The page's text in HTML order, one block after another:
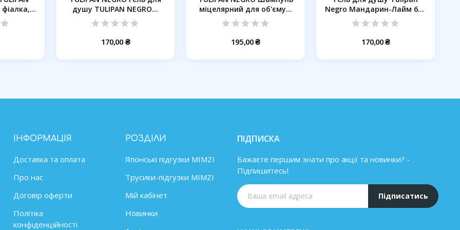
душу TULIPAN NEGRO...
170,00 ₴
міцелярний для об'єму...
195,00 ₴
Negro Мандарин-Лайм 650
мл
170,00 ₴
ІНФОРМАЦІЯ
Доставка та оплата
Про нас
Договір оферти
Політіка
конфіденційності
РОЗДІЛИ
Японські підгузки MIMZІ
Трусики-підгузки MIMZI
Мій кабінет
Новинки
ПІДПИСКА
Бажаєте першим знати про акції та новинки? -
Підпишитесь!
Підписатись